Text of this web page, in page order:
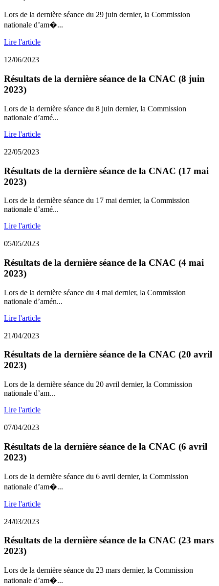
Lors de la dernière séance du 29 juin dernier, la Commission
nationale d’am�...
Lire l'article
12/06/2023
Résultats de la dernière séance de la CNAC (8 juin
2023)
Lors de la dernière séance du 8 juin dernier, la Commission
nationale d’amé...
Lire l'article
22/05/2023
Résultats de la dernière séance de la CNAC (17 mai
2023)
Lors de la dernière séance du 17 mai dernier, la Commission
nationale d’amé...
Lire l'article
05/05/2023
Résultats de la dernière séance de la CNAC (4 mai
2023)
Lors de la dernière séance du 4 mai dernier, la Commission
nationale d’amén...
Lire l'article
21/04/2023
Résultats de la dernière séance de la CNAC (20 avril
2023)
Lors de la dernière séance du 20 avril dernier, la Commission
nationale d’am...
Lire l'article
07/04/2023
Résultats de la dernière séance de la CNAC (6 avril
2023)
Lors de la dernière séance du 6 avril dernier, la Commission
nationale d’am�...
Lire l'article
24/03/2023
Résultats de la dernière séance de la CNAC (23 mars
2023)
Lors de la dernière séance du 23 mars dernier, la Commission
nationale d’am�...